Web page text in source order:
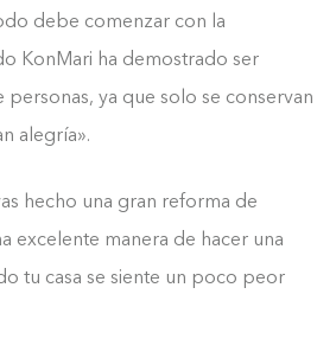
debe comenzar con la
KonMari ha demostrado ser
personas, ya que solo se conservan
alegría».
hecho una gran reforma de
excelente manera de hacer una
tu casa se siente un poco peor